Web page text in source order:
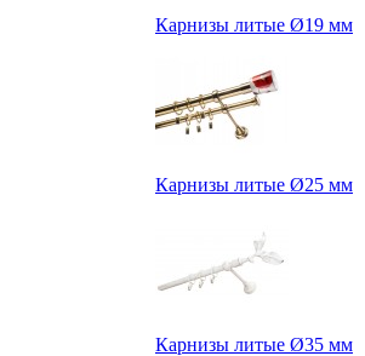
Карнизы литые Ø19 мм
Карнизы литые Ø25 мм
Карнизы литые Ø35 мм